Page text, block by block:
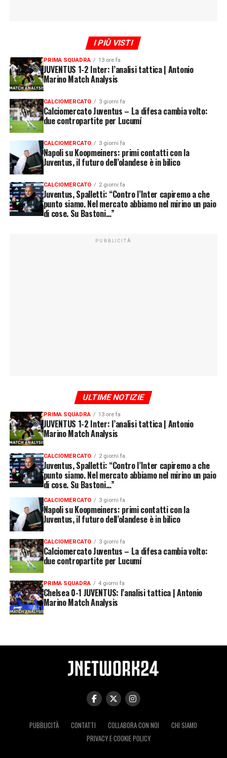
I PIÙ VISTI
PRIMA SQUADRA 13 ore fa
JUVENTUS 1-2 Inter: l’analisi tattica | Antonio
Marino Match Analysis
CALCIOMERCATO 3 giorni fa
Calciomercato Juventus – La difesa cambia volto:
due contropartite per Lucumí
CALCIOMERCATO 3 giorni fa
Napoli su Koopmeiners: primi contatti con la
Juventus, il futuro dell’olandese è in bilico
CALCIOMERCATO 2 giorni fa
Juventus, Spalletti: “Contro l’Inter capiremo a che
punto siamo. Nel mercato abbiamo nel mirino un paio
di cose. Su Bastoni…”
PUBBLICITÀ
ULTIME NOTIZIE
PRIMA SQUADRA 13 ore fa
JUVENTUS 1-2 Inter: l’analisi tattica | Antonio
Marino Match Analysis
CALCIOMERCATO 2 giorni fa
Juventus, Spalletti: “Contro l’Inter capiremo a che
punto siamo. Nel mercato abbiamo nel mirino un paio
di cose. Su Bastoni…”
CALCIOMERCATO 3 giorni fa
Napoli su Koopmeiners: primi contatti con la
Juventus, il futuro dell’olandese è in bilico
CALCIOMERCATO 3 giorni fa
Calciomercato Juventus – La difesa cambia volto:
due contropartite per Lucumí
PRIMA SQUADRA 4 giorni fa
Chelsea 0-1 JUVENTUS: l’analisi tattica | Antonio
Marino Match Analysis
PUBBLICITÀ CONTATTI COLLABORA CON NOI
CHI SIAMO
PRIVACY E COOKIE POLICY